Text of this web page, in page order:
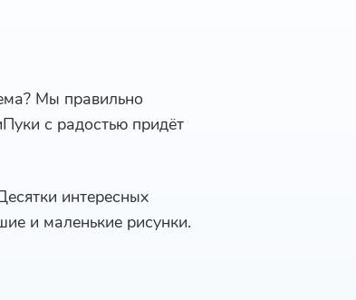
Мы правильно
с радостью придёт
интересных
и маленькие рисунки.